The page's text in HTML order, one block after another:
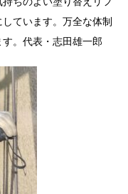
ています。万全な体制
。代表・志田雄一郎